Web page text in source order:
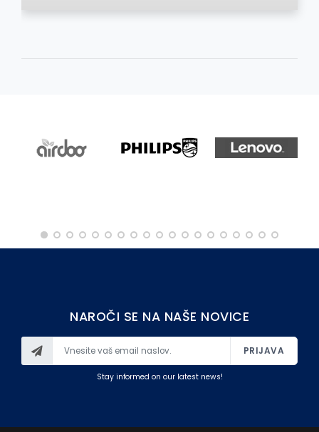
NAROČI SE NA NAŠE NOVICE
PRIJAVA
Stay informed on our latest news!